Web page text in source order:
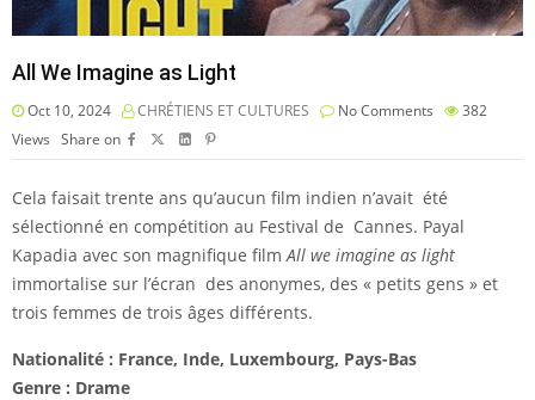
All We Imagine as Light
Oct 10, 2024 CHRÉTIENS ET CULTURES No Comments
382
Views Share on
Cela faisait trente ans qu’aucun film indien n’avait été
sélectionné en compétition au Festival de Cannes. Payal
Kapadia avec son magnifique film All we imagine as light
immortalise sur l’écran des anonymes, des « petits gens » et
trois femmes de trois âges différents.
Nationalité : France, Inde, Luxembourg, Pays-Bas
Genre : Drame